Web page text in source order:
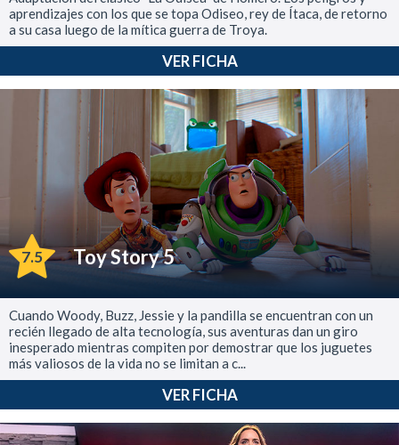
aprendizajes con los que se topa Odiseo, rey de Ítaca, de retorno
a su casa luego de la mítica guerra de Troya.
VER FICHA
7.5 Toy Story 5
Cuando Woody, Buzz, Jessie y la pandilla se encuentran con un
recién llegado de alta tecnología, sus aventuras dan un giro
inesperado mientras compiten por demostrar que los juguetes
más valiosos de la vida no se limitan a c...
VER FICHA